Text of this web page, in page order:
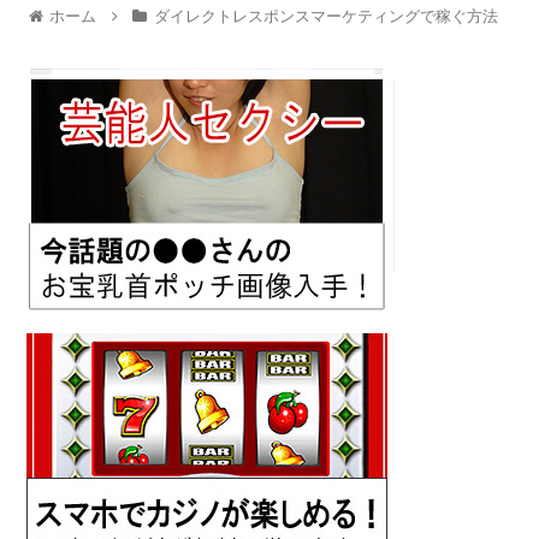
ホーム ダイレクトレスポンスマーケティングで稼ぐ方法